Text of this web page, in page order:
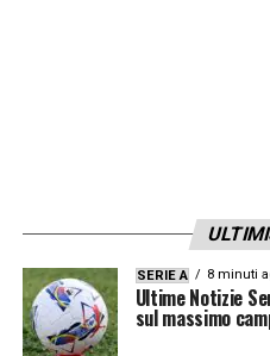
SERIE A 8 minuti
Ultime Notizie
sul massimo